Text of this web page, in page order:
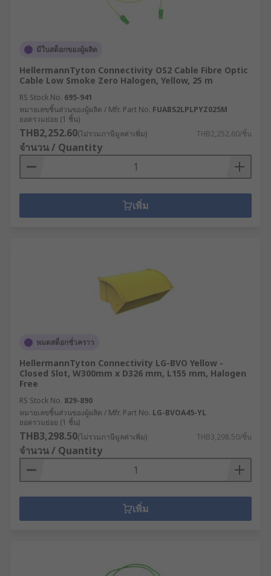
มีในสต็อกของผู้ผลิต
HellermannTyton Connectivity OS2 Cable Fibre Optic
Cable Low Smoke Zero Halogen, Yellow, 25 m
RS Stock No. 695-941
หมายเลขชิ้นส่วนของผู้ผลิต / Mfr. Part No. FUABS2LPLPYZ025M
ยอดรวมย่อย (1 ชิ้น)
THB2,252.60(ไม่รวมภาษีมูลค่าเพิ่ม) THB2,252.60/ชิ้น
จำนวน / Quantity
เพิ่ม
หมดสต็อกชั่วคราว
HellermannTyton Connectivity LG-BVO Yellow -
Closed Slot, W300mm x D326 mm, L155 mm, Halogen
Free
RS Stock No. 829-890
หมายเลขชิ้นส่วนของผู้ผลิต / Mfr. Part No. LG-BVOA45-YL
ยอดรวมย่อย (1 ชิ้น)
THB3,298.50(ไม่รวมภาษีมูลค่าเพิ่ม) THB3,298.50/ชิ้น
จำนวน / Quantity
เพิ่ม